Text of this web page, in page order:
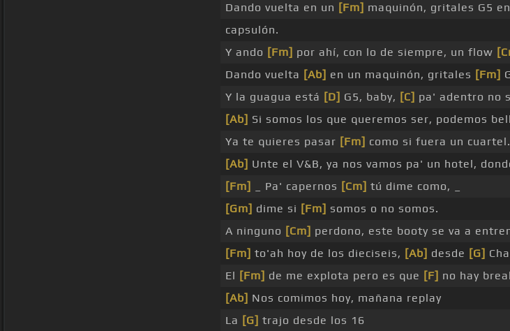
Dando vuelta en un [Fm] maquinón, gritales G5
capsulón.
Y ando [Fm] por ahí, con lo de siempre, un flow
Dando vuelta [Ab] en un maquinón, gritales [Fm]
Y la guagua está [D] G5, baby, [C] pa' adentro no
[Ab] Si somos los que queremos ser, podemos
Ya te quieres pasar [Fm] como si fuera un cuartel.
[Ab] Unte el V&B, ya nos vamos pa' un hotel,
[Fm]
_ Pa' capernos [Cm] tú dime como, _
[Gm] dime si [Fm] somos o no somos.
A ninguno [Cm] perdono, este booty se va a
[Fm] to'ah hoy de los dieciseis, [Ab] desde [G]
El [Fm] de me explota pero es que [F] no hay
[Ab] Nos comimos hoy, mañana replay
La [G] trajo desde los 16